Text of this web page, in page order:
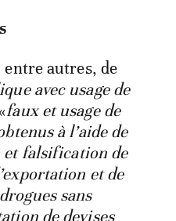
entre autres, de
avec usage de
faux et usage de
à l’aide de
falsification de
et de
sans
de devises